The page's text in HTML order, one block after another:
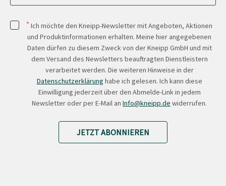
* Ich möchte den Kneipp-Newsletter mit Angeboten, Aktionen
und Produktinformationen erhalten. Meine hier angegebenen
Daten dürfen zu diesem Zweck von der Kneipp GmbH und mit
dem Versand des Newsletters beauftragten Dienstleistern
verarbeitet werden. Die weiteren Hinweise in der
Datenschutzerklärung habe ich gelesen. Ich kann diese
Einwilligung jederzeit über den Abmelde-Link in jedem
Newsletter oder per E-Mail an Info@kneipp.de widerrufen.
JETZT ABONNIEREN